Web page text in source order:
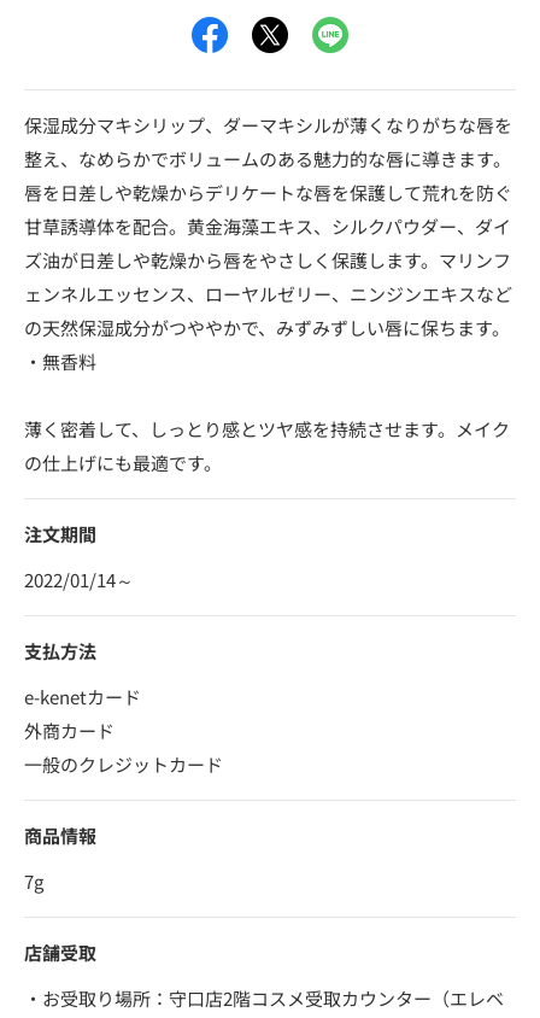
保湿成分マキシリップ、ダーマキシルが薄くなりがちな唇を
整え、なめらかでボリュームのある魅力的な唇に導きます。
唇を日差しや乾燥からデリケートな唇を保護して荒れを防ぐ
甘草誘導体を配合。黄金海藻エキス、シルクパウダー、ダイ
ズ油が日差しや乾燥から唇をやさしく保護します。マリンフ
ェンネルエッセンス、ローヤルゼリー、ニンジンエキスなど
の天然保湿成分がつややかで、みずみずしい唇に保ちます。
・無香料
薄く密着して、しっとり感とツヤ感を持続させます。メイク
の仕上げにも最適です。
注文期間
2022/01/14～
支払方法
e-kenetカード
外商カード
一般のクレジットカード
商品情報
7g
店舗受取
・お受取り場所：守口店2階コスメ受取カウンター（エレベ